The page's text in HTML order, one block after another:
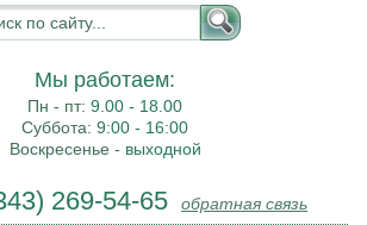
Мы работаем:
Пн - пт:9.00 - 18.00
Суббота:9:00 - 16:00
Воскресенье - выходной
269-54-65 обратная связь